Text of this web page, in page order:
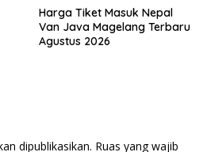
Harga Tiket Masuk Nepal
Van Java Magelang Terbaru
Agustus 2026
dipublikasikan. Ruas yang wajib